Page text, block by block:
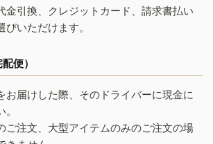
金引換、クレジットカード、請求書払い
びいただけます。
便）
お届けした際、そのドライバーに現金に
ご注文、大型アイテムのみのご注文の場